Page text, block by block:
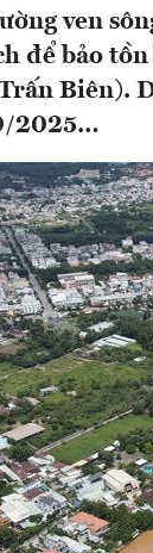
ven
để bảo
Biên).
2025…